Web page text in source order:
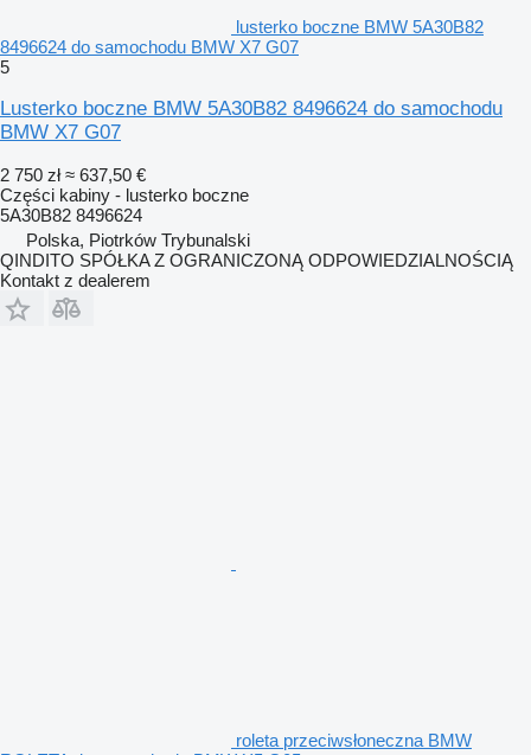
lusterko boczne BMW 5A30B82
8496624 do samochodu BMW X7 G07
5
Lusterko boczne BMW 5A30B82 8496624 do samochodu
BMW X7 G07
2 750 zł ≈ 637,50 €
Części kabiny - lusterko boczne
5A30B82 8496624
Polska, Piotrków Trybunalski
QINDITO SPÓŁKA Z OGRANICZONĄ ODPOWIEDZIALNOŚCIĄ
Kontakt z dealerem
roleta przeciwsłoneczna BMW